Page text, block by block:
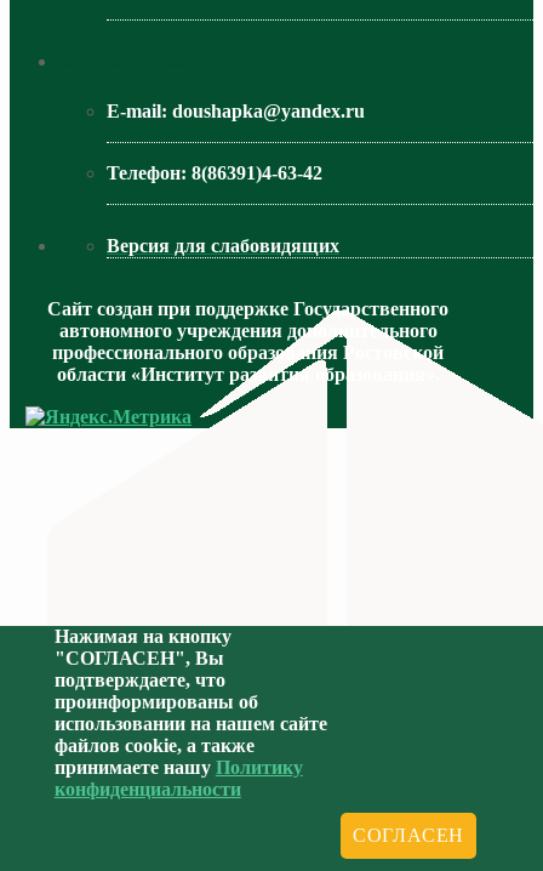
МИНИСТЕРСТВО ПРОСВЕЩЕНИЯ
Министерство науки и высшего образования
E-mail: doushapka@yandex.ru
Телефон: 8(86391)4-63-42
Версия для слабовидящих
Сайт создан при поддержке Государственного
автономного учреждения дополнительного
профессионального образования Ростовской
области «Институт развития образования».
Нажимая на кнопку
"СОГЛАСЕН", Вы
подтверждаете, что
проинформированы об
использовании на нашем сайте
файлов cookie, а также
принимаете нашу Политику
конфиденциальности
СОГЛАСЕН